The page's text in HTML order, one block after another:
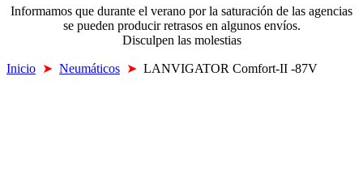
Informamos que durante el verano por la saturación de las agencias
se pueden producir retrasos en algunos envíos.
Disculpen las molestias
Inicio ➤ Neumáticos ➤ LANVIGATOR Comfort-II -87V